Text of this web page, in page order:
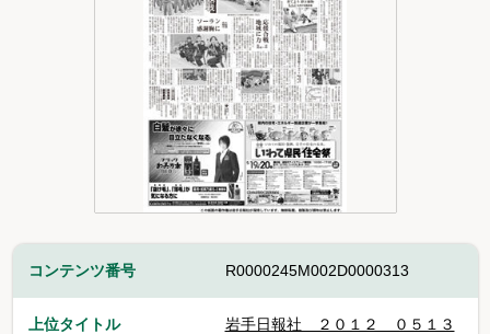
Foreign Laguage
コンテンツ番号 R0000245M002D0000313
上位タイトル 岩手日報社＿２０１２＿０５１３